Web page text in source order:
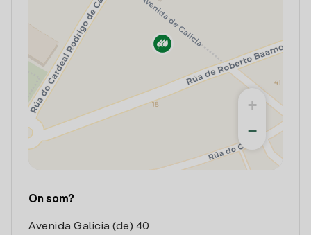
+
−
On som?
Avenida Galicia (de) 40